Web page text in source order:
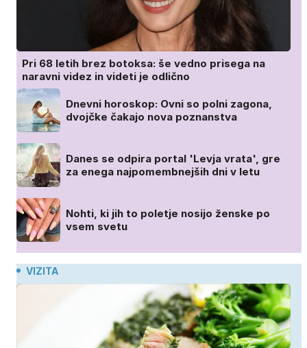
Pri 68 letih brez botoksa: še vedno prisega na
naravni videz in videti je odlično
Dnevni horoskop: Ovni so polni zagona,
dvojčke čakajo nova poznanstva
Danes se odpira portal 'Levja vrata', gre
za enega najpomembnejših dni v letu
Nohti, ki jih to poletje nosijo ženske po
vsem svetu
VIZITA